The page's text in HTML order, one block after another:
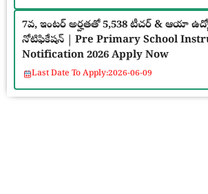
7వ, ఇంటర్ అర్హతతో 5,538 టీచర్ & ఆయా
నోటిఫికేషన్ | Pre Primary School
Notification 2026 Apply Now
Last Date To Apply:2026-06-09